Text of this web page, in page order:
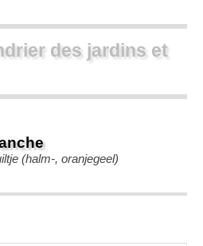
des jardins et
(halm-, oranjegeel)